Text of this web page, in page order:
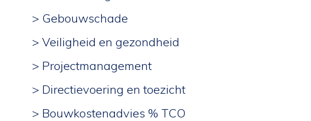
> Gebouwschade
> Veiligheid en gezondheid
> Projectmanagement
> Directievoering en toezicht
> Bouwkostenadvies % TCO